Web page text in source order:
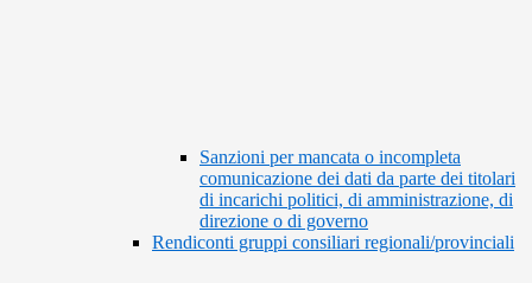
Sanzioni per mancata o incompleta
comunicazione dei dati da parte dei titolari
di incarichi politici, di amministrazione, di
direzione o di governo
Rendiconti gruppi consiliari regionali/provinciali